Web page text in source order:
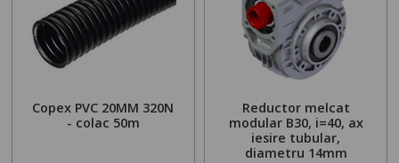
Copex PVC 20MM 320N
- colac 50m
Reductor melcat
modular B30, i=40, ax
iesire tubular,
diametru 14mm